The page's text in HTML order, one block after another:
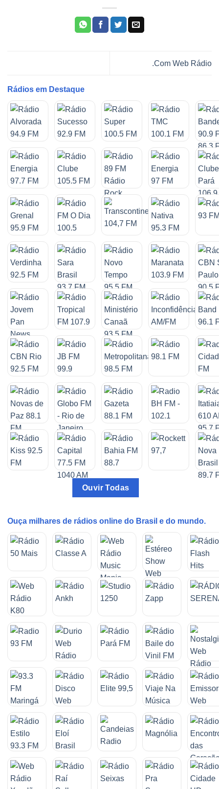
.Com Web Rádio
Rádios em Destaque
Ouvir Todas
Ouça milhares de rádios online do Brasil e do mundo.